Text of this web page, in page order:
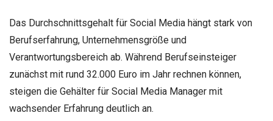
Das Durchschnittsgehalt für Social Media hängt stark von
Berufserfahrung, Unternehmensgröße und
Verantwortungsbereich ab. Während Berufseinsteiger
zunächst mit rund 32.000 Euro im Jahr rechnen können,
steigen die Gehälter für Social Media Manager mit
wachsender Erfahrung deutlich an.